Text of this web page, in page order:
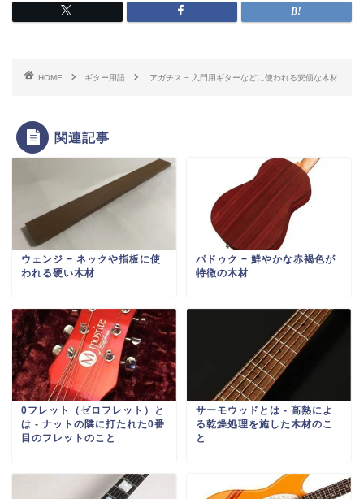
HOME ギター用語 アガチス − 入門用ギターなどに使われる安価な木材
関連記事
ウェンジ − ネックや指板に使
われる硬い木材
パドゥク − 鮮やかな赤褐色が
特徴の木材
0フレット（ゼロフレット）と
は ‐ ナットの隣に打たれた0番
目のフレットのこと
サーモウッドとは ‐ 高熱によ
る乾燥処理を施した木材のこ
と